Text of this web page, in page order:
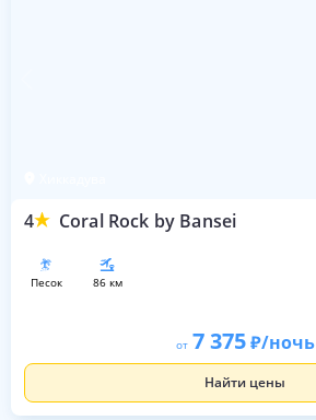
4 Coral Rock by Bansei
песок 86 км
от 7 375 /ночь
Найти цены